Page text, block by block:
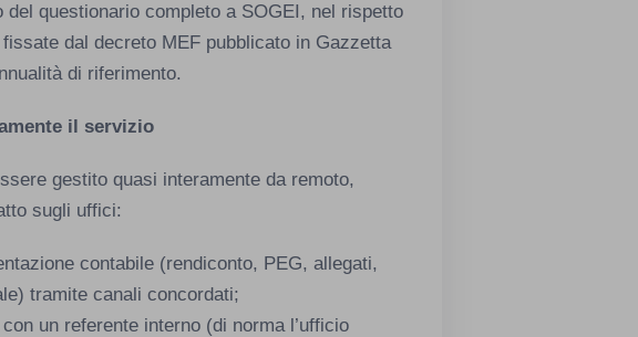
del questionario completo a SOGEI, nel rispetto
dal decreto MEF pubblicato in Gazzetta
di riferimento.
il servizio
gestito quasi interamente da remoto,
sugli uffici:
contabile (rendiconto, PEG, allegati,
tramite canali concordati;
un referente interno (di norma l’ufficio